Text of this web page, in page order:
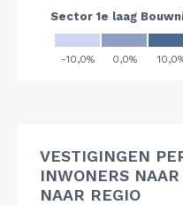
VESTIGINGEN
INWONERS NAAR
NAAR REGIO